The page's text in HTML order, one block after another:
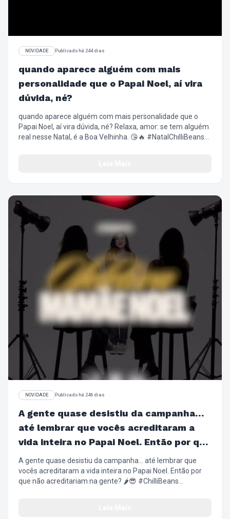
NOVIDADE Publicado há 244 dias
quando aparece alguém com mais
personalidade que o Papai Noel, aí vira
dúvida, né?
quando aparece alguém com mais personalidade que o
Papai Noel, aí vira dúvida, né? Relaxa, amor: se tem alguém
real nesse Natal, é a Boa Velhinha. 😘🔥 #NatalChilliBeans
NOVIDADE Publicado há 246 dias
A gente quase desistiu da campanha…
até lembrar que vocês acreditaram a
vida inteira no Papai Noel. Então por que
não acreditariam na gente?
A gente quase desistiu da campanha… até lembrar que
vocês acreditaram a vida inteira no Papai Noel. Então por
que não acreditariam na gente? 🌶️😎 #ChilliBeans